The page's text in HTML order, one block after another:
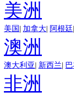
美洲
美国| 加拿大| 阿根廷|
澳洲
澳大利亚| 新西兰|
非洲